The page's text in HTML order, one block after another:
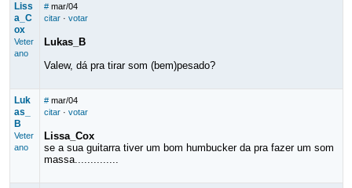
Liss
a_C
ox
Veter
ano
# mar/04
citar· votar
Lukas_B
Valew, dá pra tirar som (bem)pesado?
Luk
as_
B
Veter
ano
# mar/04
citar· votar
Lissa_Cox
se a sua guitarra tiver um bom humbucker da pra fazer um som
massa..............